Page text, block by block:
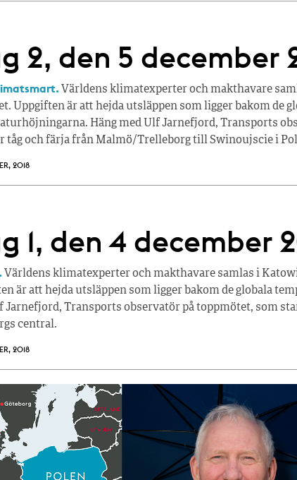
2, den 5 december
Världens klimatexperter och makthavare
Uppgiften är att hejda utsläppen som ligger bakom de
Häng med Ulf Jarnefjord, Transports
tåg och färja från Malmö/Trelleborg till Swinoujscie i
2018
1, den 4 december
Världens klimatexperter och makthavare samlas i
är att hejda utsläppen som ligger bakom de globala
Jarnefjord, Transports observatör på toppmötet, som
central.
2018